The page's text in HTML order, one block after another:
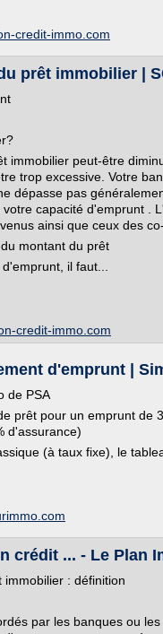
credit-immo.com
prêt immobilier |
immobilier peut-être
trop excessive. Votre
dépasse pas
capacité d'emprunt .
ainsi que ceux des
montant du prêt
il faut...
credit-immo.com
d'emprunt |
de PSA
prêt pour un emprunt de
d'assurance)
(à taux fixe), le
crédit ... - Le Plan
: définition
par les banques ou